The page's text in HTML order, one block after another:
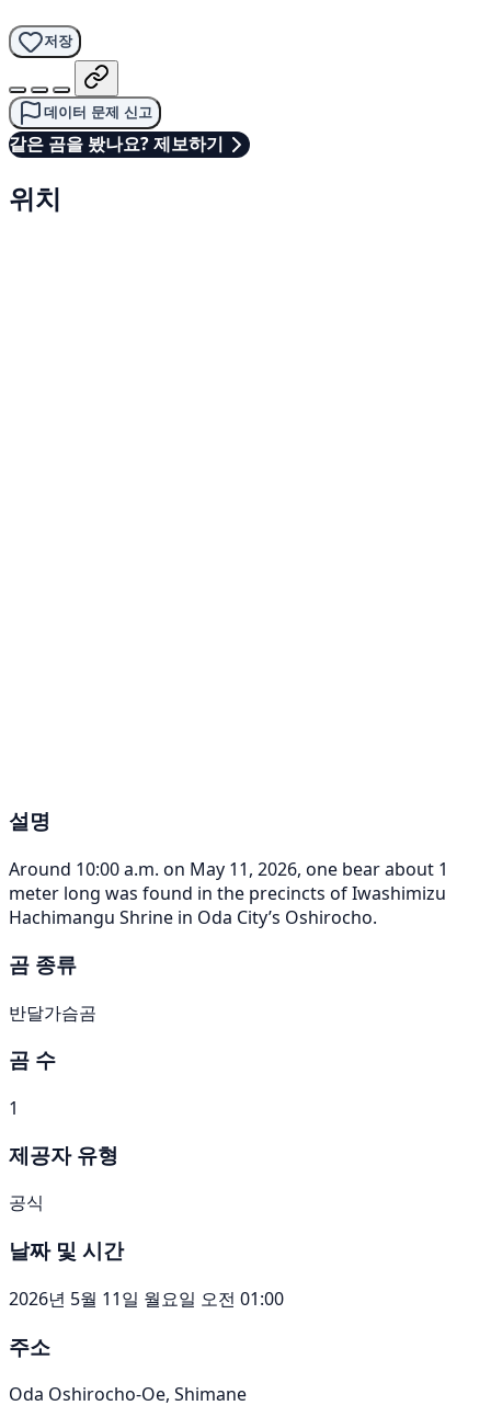
저장
데이터 문제 신고
같은 곰을 봤나요? 제보하기
위치
설명
Around 10:00 a.m. on May 11, 2026, one bear about 1
meter long was found in the precincts of Iwashimizu
Hachimangu Shrine in Oda City’s Oshirocho.
곰 종류
반달가슴곰
곰 수
1
제공자 유형
공식
날짜 및 시간
2026년 5월 11일 월요일 오전 01:00
주소
Oda Oshirocho-Oe, Shimane